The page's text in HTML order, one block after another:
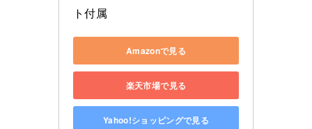
ト付属
Amazonで見る
楽天市場で見る
Yahoo!ショッピングで見る